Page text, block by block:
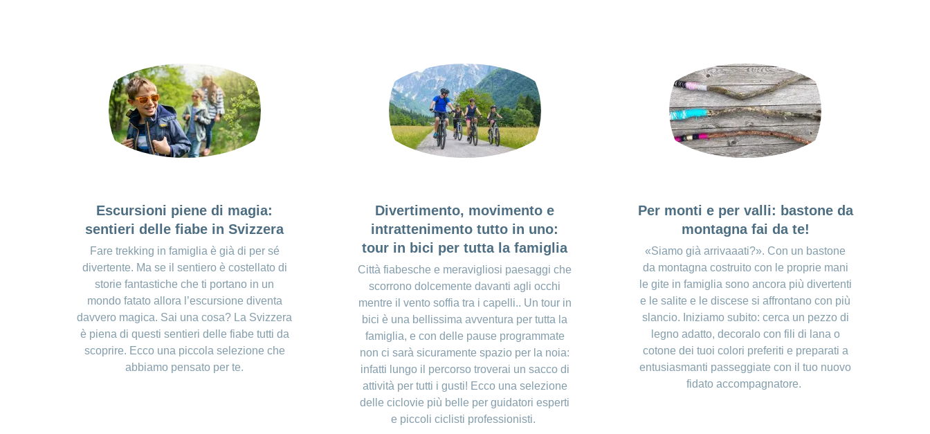
Escursioni piene di magia:
sentieri delle fiabe in Svizzera
Fare trekking in famiglia è già di per sé
divertente. Ma se il sentiero è costellato di
storie fantastiche che ti portano in un
mondo fatato allora l’escursione diventa
davvero magica. Sai una cosa? La Svizzera
è piena di questi sentieri delle fiabe tutti da
scoprire. Ecco una piccola selezione che
abbiamo pensato per te.
Divertimento, movimento e
intrattenimento tutto in uno:
tour in bici per tutta la famiglia
Città fiabesche e meravigliosi paesaggi che
scorrono dolcemente davanti agli occhi
mentre il vento soffia tra i capelli.. Un tour in
bici è una bellissima avventura per tutta la
famiglia, e con delle pause programmate
non ci sarà sicuramente spazio per la noia:
infatti lungo il percorso troverai un sacco di
attività per tutti i gusti! Ecco una selezione
delle ciclovie più belle per guidatori esperti
e piccoli ciclisti professionisti.
Per monti e per valli: bastone da
montagna fai da te!
«Siamo già arrivaaati?». Con un bastone
da montagna costruito con le proprie mani
le gite in famiglia sono ancora più divertenti
e le salite e le discese si affrontano con più
slancio. Iniziamo subito: cerca un pezzo di
legno adatto, decoralo con fili di lana o
cotone dei tuoi colori preferiti e preparati a
entusiasmanti passeggiate con il tuo nuovo
fidato accompagnatore.